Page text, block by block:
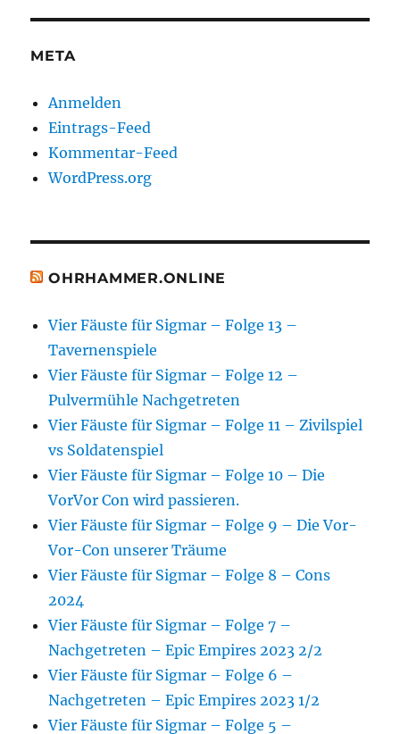
META
Anmelden
Eintrags-Feed
Kommentar-Feed
WordPress.org
OHRHAMMER.ONLINE
Vier Fäuste für Sigmar – Folge 13 –
Tavernenspiele
Vier Fäuste für Sigmar – Folge 12 –
Pulvermühle Nachgetreten
Vier Fäuste für Sigmar – Folge 11 – Zivilspiel
vs Soldatenspiel
Vier Fäuste für Sigmar – Folge 10 – Die
VorVor Con wird passieren.
Vier Fäuste für Sigmar – Folge 9 – Die Vor-
Vor-Con unserer Träume
Vier Fäuste für Sigmar – Folge 8 – Cons
2024
Vier Fäuste für Sigmar – Folge 7 –
Nachgetreten – Epic Empires 2023 2/2
Vier Fäuste für Sigmar – Folge 6 –
Nachgetreten – Epic Empires 2023 1/2
Vier Fäuste für Sigmar – Folge 5 –